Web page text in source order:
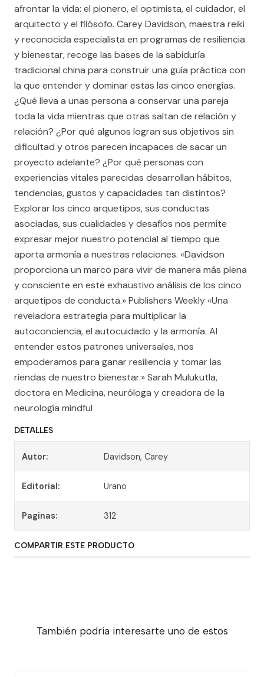
afrontar la vida: el pionero, el optimista, el cuidador, el
arquitecto y el filósofo. Carey Davidson, maestra reiki
y reconocida especialista en programas de resiliencia
y bienestar, recoge las bases de la sabiduría
tradicional china para construir una guía práctica con
la que entender y dominar estas las cinco energías.
¿Qué lleva a unas persona a conservar una pareja
toda la vida mientras que otras saltan de relación y
relación? ¿Por qué algunos logran sus objetivos sin
dificultad y otros parecen incapaces de sacar un
proyecto adelante? ¿Por qué personas con
experiencias vitales parecidas desarrollan hábitos,
tendencias, gustos y capacidades tan distintos?
Explorar los cinco arquetipos, sus conductas
asociadas, sus cualidades y desafíos nos permite
expresar mejor nuestro potencial al tiempo que
aporta armonía a nuestras relaciones. «Davidson
proporciona un marco para vivir de manera más plena
y consciente en este exhaustivo análisis de los cinco
arquetipos de conducta.» Publishers Weekly «Una
reveladora estrategia para multiplicar la
autoconciencia, el autocuidado y la armonía. Al
entender estos patrones universales, nos
empoderamos para ganar resiliencia y tomar las
riendas de nuestro bienestar.» Sarah Mulukutla,
doctora en Medicina, neuróloga y creadora de la
neurología mindful
DETALLES
Autor: Davidson, Carey
Editorial: Urano
Paginas: 312
COMPARTIR ESTE PRODUCTO
También podría interesarte uno de estos